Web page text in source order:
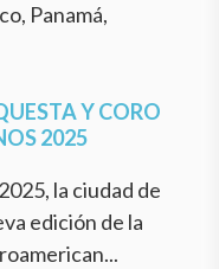
Panamá,
Y CORO
2025
la ciudad de
edición de la